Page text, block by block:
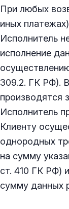
При любых
иных
Исполнитель
исполнение
309.2. ГК РФ).
производятся
Исполнитель
Клиенту
однородных
на сумму
ст. 410 ГК РФ)
сумму данных